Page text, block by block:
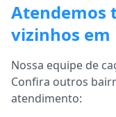
Atendemos
vizinhos em
Nossa equipe de
Confira outros
atendimento: